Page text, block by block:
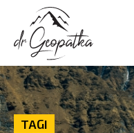
TAGI